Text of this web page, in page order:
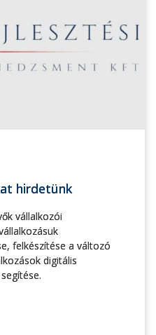
hirdetünk
vállalkozói
felkészítése a változó
digitális